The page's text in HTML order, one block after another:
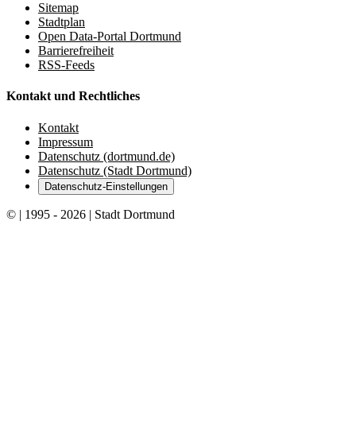
Sitemap
Stadtplan
Open Data-Portal Dortmund
Barrierefreiheit
RSS-Feeds
Kontakt und Rechtliches
Kontakt
Impressum
Datenschutz (dortmund.de)
Datenschutz (Stadt Dortmund)
Datenschutz-Einstellungen
© | 1995 - 2026 | Stadt Dortmund